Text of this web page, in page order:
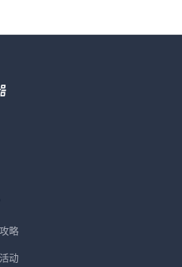
略
动